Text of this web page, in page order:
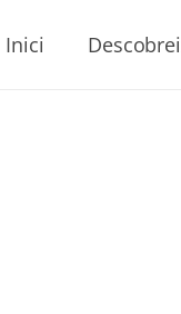
Inici